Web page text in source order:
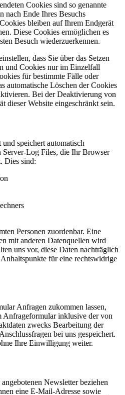
Cookies sind so genannte
nach Ende Ihres Besuchs
bleiben auf Ihrem Endgerät
Diese Cookies ermöglichen es
Besuch wiederzuerkennen.
dass Sie über das Setzen
und Cookies nur im Einzelfall
für bestimmte Fälle oder
automatische Löschen der Cookies
Bei der Deaktivierung von
dieser Website eingeschränkt sein.
speichert automatisch
Server-Log Files, die Ihr Browser
Dies sind:
Personen zuordenbar. Eine
mit anderen Datenquellen wird
uns vor, diese Daten nachträglich
für eine rechtswidrige
Anfragen zukommen lassen,
Anfrageformular inklusive der von
zwecks Bearbeitung der
bei uns gespeichert.
Ihre Einwilligung weiter.
Newsletter beziehen
eine E-Mail-Adresse sowie